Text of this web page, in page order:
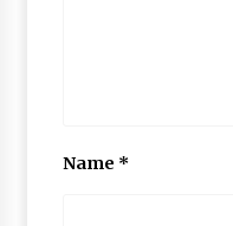
Name *